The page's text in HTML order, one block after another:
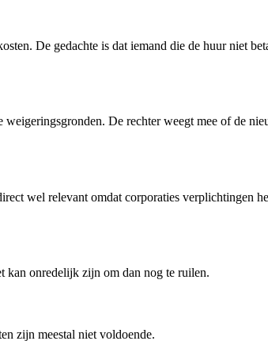
De gedachte is dat iemand die de huur niet
De rechter weegt mee of de
wel relevant omdat corporaties verplichtingen
kan onredelijk zijn om dan nog te ruilen.
zijn meestal niet voldoende.